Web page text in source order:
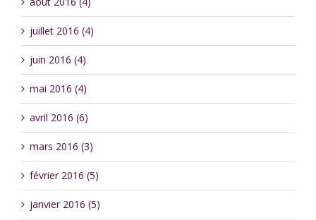
juillet 2016 (4)
juin 2016 (4)
mai 2016 (4)
avril 2016 (6)
mars 2016 (3)
février 2016 (5)
janvier 2016 (5)